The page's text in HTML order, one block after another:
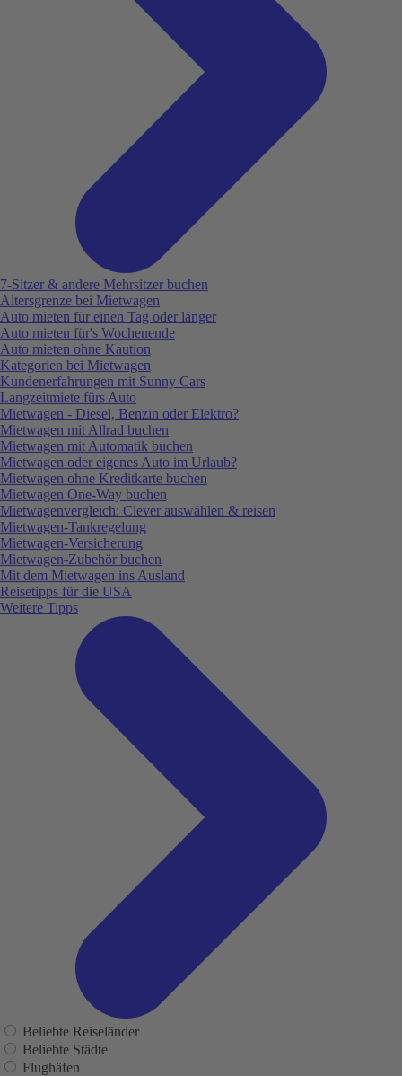
7-Sitzer & andere Mehrsitzer buchen
Altersgrenze bei Mietwagen
Auto mieten für einen Tag oder länger
Auto mieten für's Wochenende
Auto mieten ohne Kaution
Kategorien bei Mietwagen
Kundenerfahrungen mit Sunny Cars
Langzeitmiete fürs Auto
Mietwagen - Diesel, Benzin oder Elektro?
Mietwagen mit Allrad buchen
Mietwagen mit Automatik buchen
Mietwagen oder eigenes Auto im Urlaub?
Mietwagen ohne Kreditkarte buchen
Mietwagen One-Way buchen
Mietwagenvergleich: Clever auswählen & reisen
Mietwagen-Tankregelung
Mietwagen-Versicherung
Mietwagen-Zubehör buchen
Mit dem Mietwagen ins Ausland
Reisetipps für die USA
Weitere Tipps
Beliebte Reiseländer
Beliebte Städte
Flughäfen